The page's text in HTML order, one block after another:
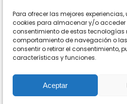
Para ofrecer las mejores
cookies para almacenar y/o acceder
consentimiento de estas
comportamiento de navegación o
consentir o retirar el consentimiento,
características y funciones.
Aceptar